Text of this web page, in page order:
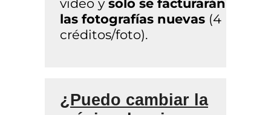
video y solo se facturarán
las fotografías nuevas(4
créditos/foto).
¿Puedo cambiar la